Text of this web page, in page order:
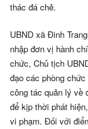
thác đá chẻ.
UBND xã Đinh
nhập đơn vị hành
chức, Chủ tịch
đạo các phòng
công tác quản lý về
để kịp thời phát
vi phạm. Đối với